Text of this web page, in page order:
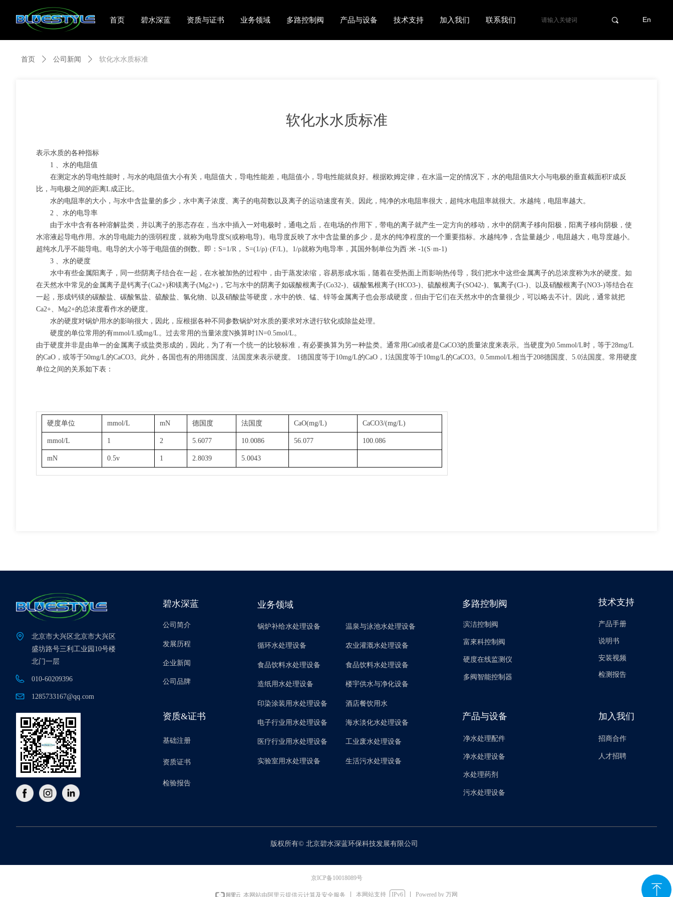
首页 碧水深蓝 资质与证书 业务领域 多路控制阀 产品与设备 技术支持 加入我们 联系我们 끠 En
首页 ꄲ 公司新闻 ꄲ 软化水水质标准
软化水水质标准
表示水质的各种指标
1 、水的电阻值
在测定水的导电性能时，与水的电阻值大小有关，电阻值大，导电性能差，电阻值小，导电性能就良好。根据欧姆定律，在水温一定的情况下，水的电阻值R大小与电极的垂直截面积F成反
比，与电极之间的距离L成正比。
水的电阻率的大小，与水中含盐量的多少，水中离子浓度、离子的电荷数以及离子的运动速度有关。因此，纯净的水电阻率很大，超纯水电阻率就很大。水越纯，电阻率越大。
2 、水的电导率
由于水中含有各种溶解盐类，并以离子的形态存在，当水中插入一对电极时，通电之后，在电场的作用下，带电的离子就产生一定方向的移动，水中的阴离子移向阳极，阳离子移向阴极，使
水溶液起导电作用。水的导电能力的强弱程度，就称为电导度S(或称电导)。电导度反映了水中含盐量的多少，是水的纯净程度的一个重要指标。水越纯净，含盐量越少，电阻越大，电导度越小。
超纯水几乎不能导电。电导的大小等于电阻值的倒数。即：S=1/R， S=(1/ρ)·(F/L)。1/ρ就称为电导率，其国外制单位为西·米 -1(S·m-1)
3 、水的硬度
水中有些金属阳离子，同一些阴离子结合在一起，在水被加热的过程中，由于蒸发浓缩，容易形成水垢，随着在受热面上而影响热传导，我们把水中这些金属离子的总浓度称为水的硬度。如
在天然水中常见的金属离子是钙离子(Ca2+)和镁离子(Mg2+)，它与水中的阴离子如碳酸根离子(Co32-)、碳酸氢根离子(HCO3-)、硫酸根离子(SO42-)、氯离子(Cl-)、以及硝酸根离子(NO3-)等结合在
一起，形成钙镁的碳酸盐、碳酸氢盐、硫酸盐、氯化物、以及硝酸盐等硬度，水中的铁、锰、锌等金属离子也会形成硬度，但由于它们在天然水中的含量很少，可以略去不计。因此，通常就把
Ca2+、Mg2+的总浓度看作水的硬度。
水的硬度对锅炉用水的影响很大，因此，应根据各种不同参数锅炉对水质的要求对水进行软化或除盐处理。
硬度的单位常用的有mmol/L或mg/L。过去常用的当量浓度N换算时1N=0.5mol/L。
由于硬度并非是由单一的金属离子或盐类形成的，因此，为了有一个统一的比较标准，有必要换算为另一种盐类。通常用Ca0或者是CaCO3的质量浓度来表示。当硬度为0.5mmol/L时，等于28mg/L
的CaO，或等于50mg/L的CaCO3。此外，各国也有的用德国度、法国度来表示硬度。 1德国度等于10mg/L的CaO，1法国度等于10mg/L的CaCO3。0.5mmol/L相当于208德国度、5.0法国度。常用硬度
单位之间的关系如下表：
硬度单位 mmol/L mN 德国度 法国度 CaO(mg/L) CaCO3/(mg/L)
mmol/L 1 2 5.6077 10.0086 56.077 100.086
mN 0.5v 1 2.8039 5.0043
北京市大兴区北京市大兴区
盛坊路号三利工业园10号楼
北门一层
010-60209396
1285733167@qq.com
碧水深蓝
公司简介
发展历程
企业新闻
公司品牌
资质&证书
基础注册
资质证书
检验报告
业务领域
锅炉补给水处理设备
循环水处理设备
食品饮料水处理设备
造纸用水处理设备
印染涂装用水处理设备
电子行业用水处理设备
医疗行业用水处理设备
实验室用水处理设备
温泉与泳池水处理设备
农业灌溉水处理设备
食品饮料水处理设备
楼宇供水与净化设备
酒店餐饮用水
海水淡化水处理设备
工业废水处理设备
生活污水处理设备
多路控制阀
滨洁控制阀
富來科控制阀
硬度在线监测仪
多阀智能控制器
产品与设备
净水处理配件
净水处理设备
水处理药剂
污水处理设备
技术支持
产品手册
说明书
安装视频
检测报告
加入我们
招商合作
人才招聘
版权所有© 北京碧水深蓝环保科技发展有限公司
京ICP备10018089号
本网站由阿里云提供云计算及安全服务 本网站支持 IPv6 Powered by 万网 ꁸ